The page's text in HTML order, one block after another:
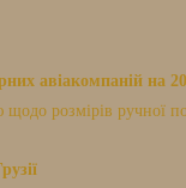
авіакомпаній на
розмірів ручної